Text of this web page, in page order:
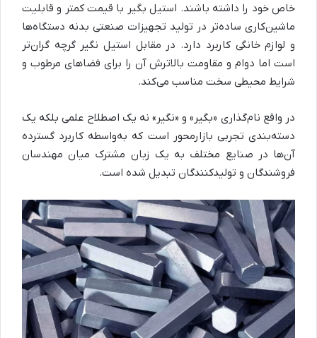
خاص خود را داشته باشند. استیل بگیر با قیمت کمتر و قابلیت
ماشین‌کاری ساده‌تر در تولید تجهیزات صنعتی بدنه دستگاه‌ها
و لوازم خانگی کاربرد دارد. در مقابل استیل نگیر گرچه گران‌تر
است اما دوام و مقاومت بالاترش آن را برای فضاهای مرطوب و
شرایط محیطی سخت مناسب می‌کند.
در واقع نام‌گذاری «بگیر» و «نگیر» نه یک اصطلاح علمی بلکه یک
دسته‌بندی تجربی بازارمحور است که به‌واسطه کاربرد گسترده
آن‌ها در صنایع مختلف به یک زبان مشترک میان مهندسان
فروشندگان و تولیدکنندگان تبدیل شده است.